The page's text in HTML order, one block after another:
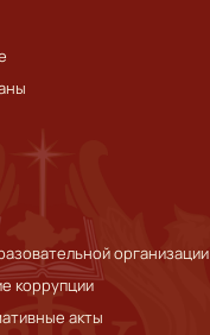
организации
коррупции
акты